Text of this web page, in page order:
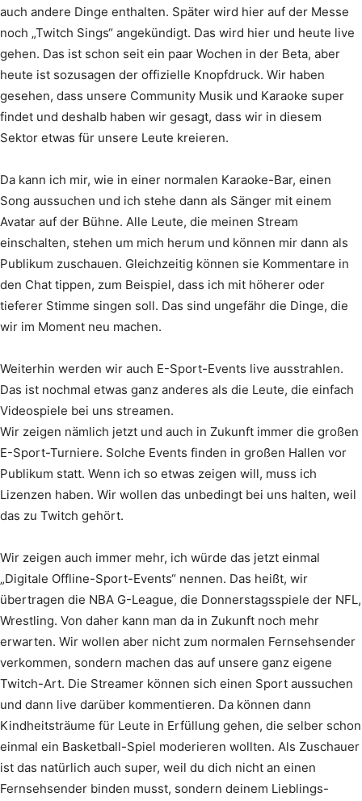
auch andere Dinge enthalten. Später wird hier auf der Messe
noch „Twitch Sings“ angekündigt. Das wird hier und heute live
gehen. Das ist schon seit ein paar Wochen in der Beta, aber
heute ist sozusagen der offizielle Knopfdruck. Wir haben
gesehen, dass unsere Community Musik und Karaoke super
findet und deshalb haben wir gesagt, dass wir in diesem
Sektor etwas für unsere Leute kreieren.
Da kann ich mir, wie in einer normalen Karaoke-Bar, einen
Song aussuchen und ich stehe dann als Sänger mit einem
Avatar auf der Bühne. Alle Leute, die meinen Stream
einschalten, stehen um mich herum und können mir dann als
Publikum zuschauen. Gleichzeitig können sie Kommentare in
den Chat tippen, zum Beispiel, dass ich mit höherer oder
tieferer Stimme singen soll. Das sind ungefähr die Dinge, die
wir im Moment neu machen.
Weiterhin werden wir auch E-Sport-Events live ausstrahlen.
Das ist nochmal etwas ganz anderes als die Leute, die einfach
Videospiele bei uns streamen.
Wir zeigen nämlich jetzt und auch in Zukunft immer die großen
E-Sport-Turniere. Solche Events finden in großen Hallen vor
Publikum statt. Wenn ich so etwas zeigen will, muss ich
Lizenzen haben. Wir wollen das unbedingt bei uns halten, weil
das zu Twitch gehört.
Wir zeigen auch immer mehr, ich würde das jetzt einmal
„Digitale Offline-Sport-Events“ nennen. Das heißt, wir
übertragen die NBA G-League, die Donnerstagsspiele der NFL,
Wrestling. Von daher kann man da in Zukunft noch mehr
erwarten. Wir wollen aber nicht zum normalen Fernsehsender
verkommen, sondern machen das auf unsere ganz eigene
Twitch-Art. Die Streamer können sich einen Sport aussuchen
und dann live darüber kommentieren. Da können dann
Kindheitsträume für Leute in Erfüllung gehen, die selber schon
einmal ein Basketball-Spiel moderieren wollten. Als Zuschauer
ist das natürlich auch super, weil du dich nicht an einen
Fernsehsender binden musst, sondern deinem Lieblings-